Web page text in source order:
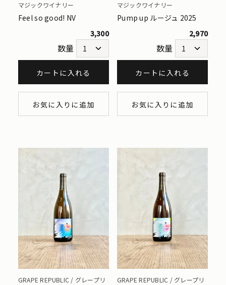
マジックワイナリー
Feel so good! NV
3,300
数量
カートに入れる
お気に入りに追加
マジックワイナリー
Pump up ルージュ 2025
2,970
数量
カートに入れる
お気に入りに追加
GRAPE REPUBLIC / グレープリ
GRAPE REPUBLIC / グレープリ